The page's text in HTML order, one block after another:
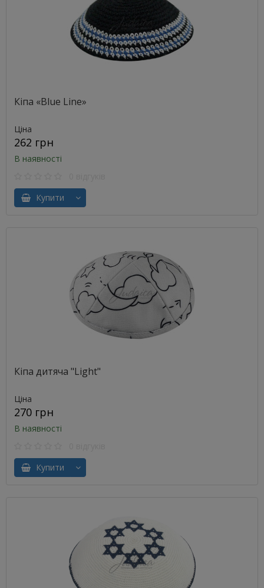
Кіпа «Blue Line»
Ціна
262 грн
В наявності
Купити
Кіпа дитяча "Light"
Ціна
270 грн
В наявності
Купити